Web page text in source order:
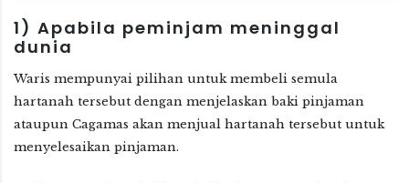
1) Apabila peminjam meninggal
dunia
Waris mempunyai pilihan untuk membeli semula
hartanah tersebut dengan menjelaskan baki pinjaman
ataupun Cagamas akan menjual hartanah tersebut untuk
menyelesaikan pinjaman.